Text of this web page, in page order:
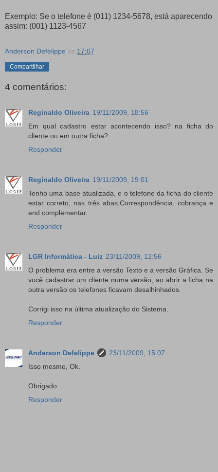
Exemplo: Se o telefone é (011) 1234-5678, está aparecendo
assim: (001) 1123-4567
Anderson Defelippe às 17:07
Compartilhar
4 comentários:
Reginaldo Oliveira 19/11/2009, 18:56
Em qual cadastro estar acontecendo isso? na ficha do
cliente ou em outra ficha?
Responder
Reginaldo Oliveira 19/11/2009, 19:01
Tenho uma base atualizada, e o telefone da ficha do cliente
estar correto, nas três abas;Correspondência, cobrança e
end complementar.
Responder
LGR Informática - Luiz 23/11/2009, 12:56
O problema era entre a versão Texto e a versão Gráfica. Se
você cadastrar um cliente numa versão, ao abrir a ficha na
outra versão os telefones ficavam desalhinhados.
Corrigi isso na última atualização do Sistema.
Responder
Anderson Defelippe
23/11/2009, 15:07
Isso mesmo, Ok.
Obrigado
Responder